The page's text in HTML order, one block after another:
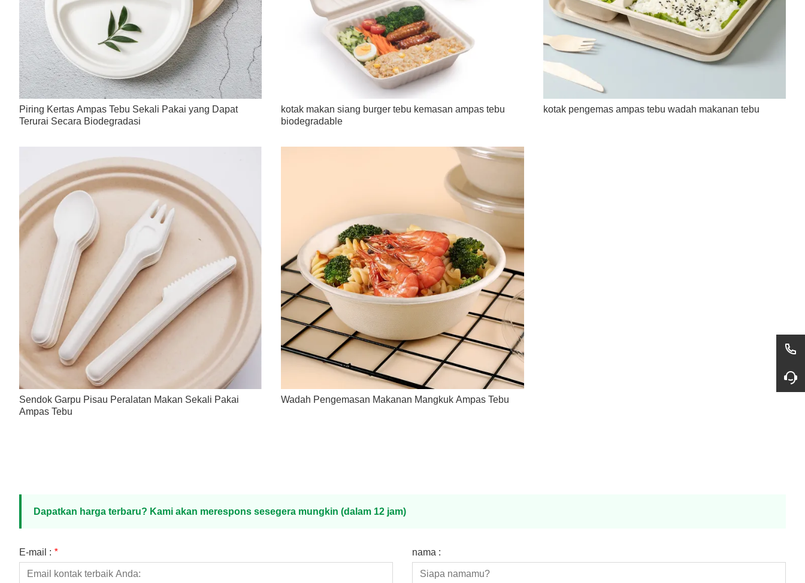
Piring Kertas Ampas Tebu Sekali Pakai yang Dapat
Terurai Secara Biodegradasi
kotak makan siang burger tebu kemasan ampas tebu
biodegradable
kotak pengemas ampas tebu wadah makanan tebu
Sendok Garpu Pisau Peralatan Makan Sekali Pakai
Ampas Tebu
Wadah Pengemasan Makanan Mangkuk Ampas Tebu
Dapatkan harga terbaru? Kami akan merespons sesegera mungkin (dalam 12 jam)
E-mail : * nama :